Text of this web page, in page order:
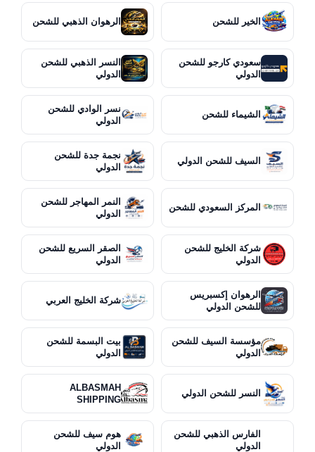
الخير للشحن الرهوان الذهبي للشحن
سعودي كارجو للشحن
الدولي
النسر الذهبي للشحن
الدولي
الشيماء للشحن
نسر الوادي للشحن
الدولي
السيف للشحن الدولي
نجمة جدة للشحن
الدولي
المركز السعودي للشحن
النمر المهاجر للشحن
الدولي
شركة الخليج للشحن
الدولي
الصقر السريع للشحن
الدولي
الرهوان إكسبريس
للشحن الدولي
شركة الخليج العربي
مؤسسة السيف للشحن
الدولي
بيت البسمة للشحن
الدولي
النسر للشحن الدولي
ALBASMAH
SHIPPING
الفارس الذهبي للشحن
الدولي
هوم سيف للشحن
الدولي